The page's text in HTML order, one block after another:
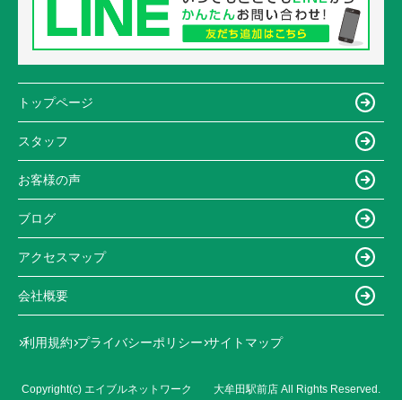
トップページ
スタッフ
お客様の声
ブログ
アクセスマップ
会社概要
利用規約 プライバシーポリシー サイトマップ
Copyright(c) エイブルネットワーク 大牟田駅前店 All Rights Reserved.